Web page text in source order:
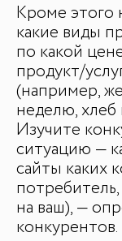
Кроме этого
какие виды
по какой
продукт/
(например,
неделю, хлеб
Изучите
ситуацию —
сайты каких
на ваш), —
конкурентов.